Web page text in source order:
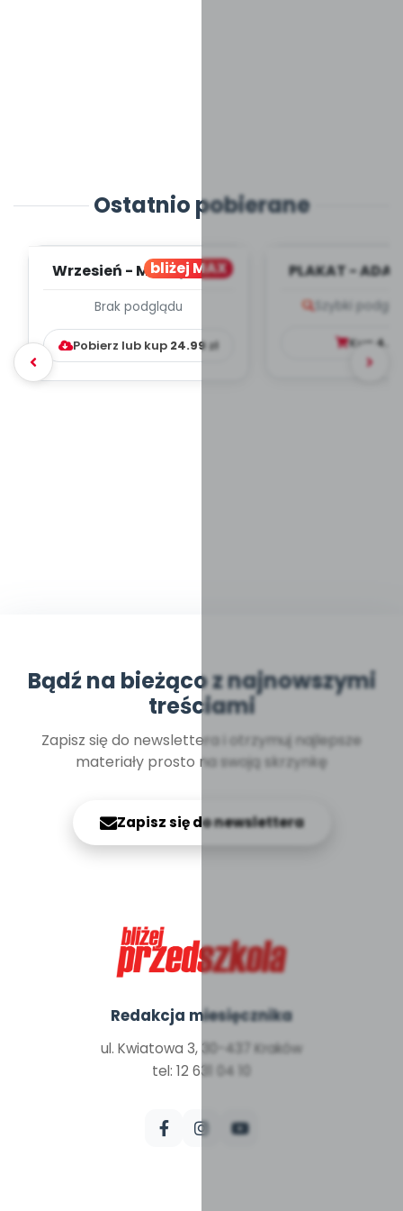
Ostatnio pobierane
bliżej MAX
Wrzesień - MIESIĘCZNY
WYCHOWAWCZO –
DYDAKTYC...
Brak podglądu
Pobierz lub kup 24.99zł
PLAKAT -
Szybki
Kup
Bądź na bieżąco z najnowszymi
treściami
Zapisz się do newslettera i otrzymuj najlepsze
materiały prosto na swoją skrzynkę
Zapisz się do newslettera
Redakcja miesięcznika
ul. Kwiatowa 3, 30-437 Kraków
tel: 12 631 04 10